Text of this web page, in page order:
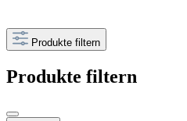
Produkte filtern
Produkte filtern